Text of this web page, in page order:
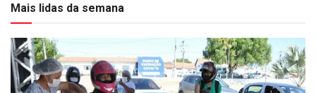
Mais lidas da semana